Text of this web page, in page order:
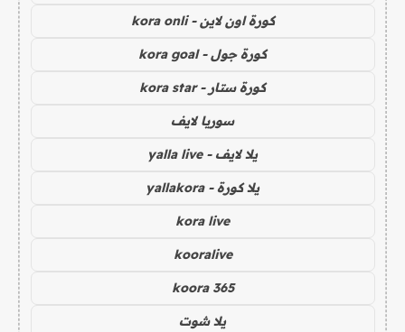
كورة اون لاين - kora onli
كورة جول - kora goal
كورة ستار - kora star
سوريا لايف
يلا لايف - yalla live
يلا كورة - yallakora
kora live
kooralive
koora 365
يلا شوت